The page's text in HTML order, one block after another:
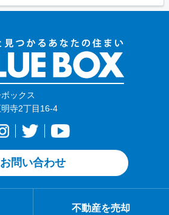
ックス
寺2丁目16-4
お問い合わせ
不動産を売却